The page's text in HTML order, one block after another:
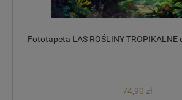
Fototapeta LAS ROŚLINY
74,90 zł